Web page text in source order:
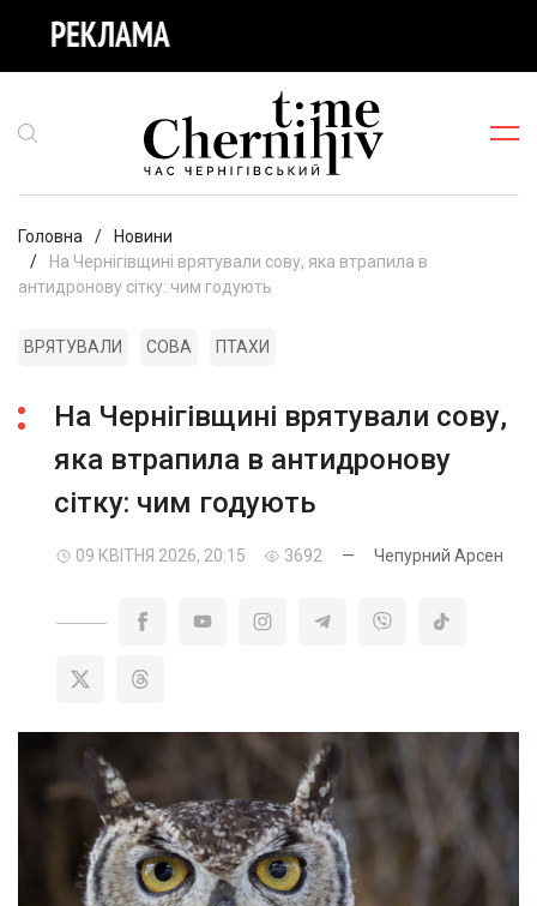
Головна
Новини
На Чернігівщині врятували сову, яка втрапила в
антидронову сітку: чим годують
ВРЯТУВАЛИ СОВА ПТАХИ
На Чернігівщині врятували сову,
яка втрапила в антидронову
сітку: чим годують
09 КВІТНЯ 2026, 20:15 3692 — Чепурний Арсен